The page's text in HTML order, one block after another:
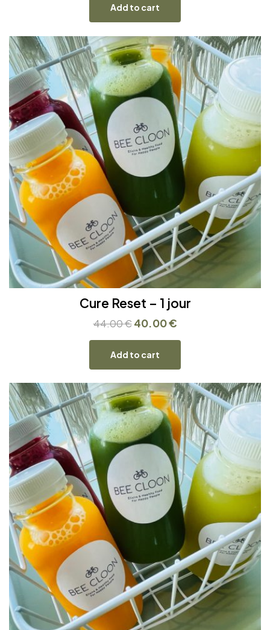
Add to cart
Cure Reset – 1 jour
44.00€ 40.00€
Add to cart